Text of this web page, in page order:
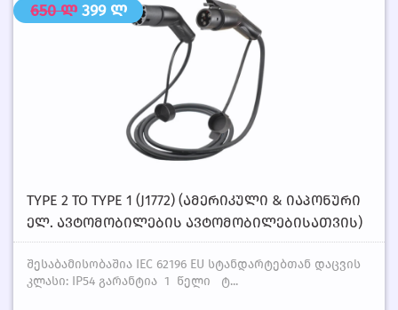
650 ლ 399 ლ
TYPE 2 TO TYPE 1 (J1772) (ᲐᲛᲔᲠᲘᲙᲣᲚᲘ & ᲘᲐᲞᲝᲜᲣᲠᲘ
ᲔᲚ. ᲐᲕᲢᲝᲛᲝᲑᲘᲚᲔᲑᲘᲡ ᲐᲕᲢᲝᲛᲝᲑᲘᲚᲔᲑᲘᲡᲐᲗᲕᲘᲡ)
შესაბამისობაშია IEC 62196 EU სტანდარტებთან დაცვის
კლასი: IP54 გარანტია 1 წელი ტ...